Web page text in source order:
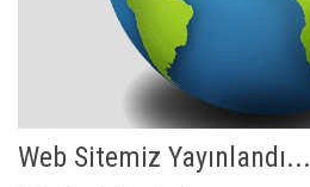
Web Sitemiz Yayınlandı...